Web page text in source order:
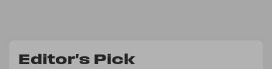
Editor's Pick